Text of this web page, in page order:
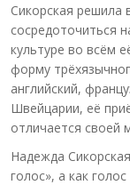
Сикорская решила
сосредоточиться
культуре во всём
форму
английский,
Швейцарии, её
отличается своей
Надежда
голос», а как